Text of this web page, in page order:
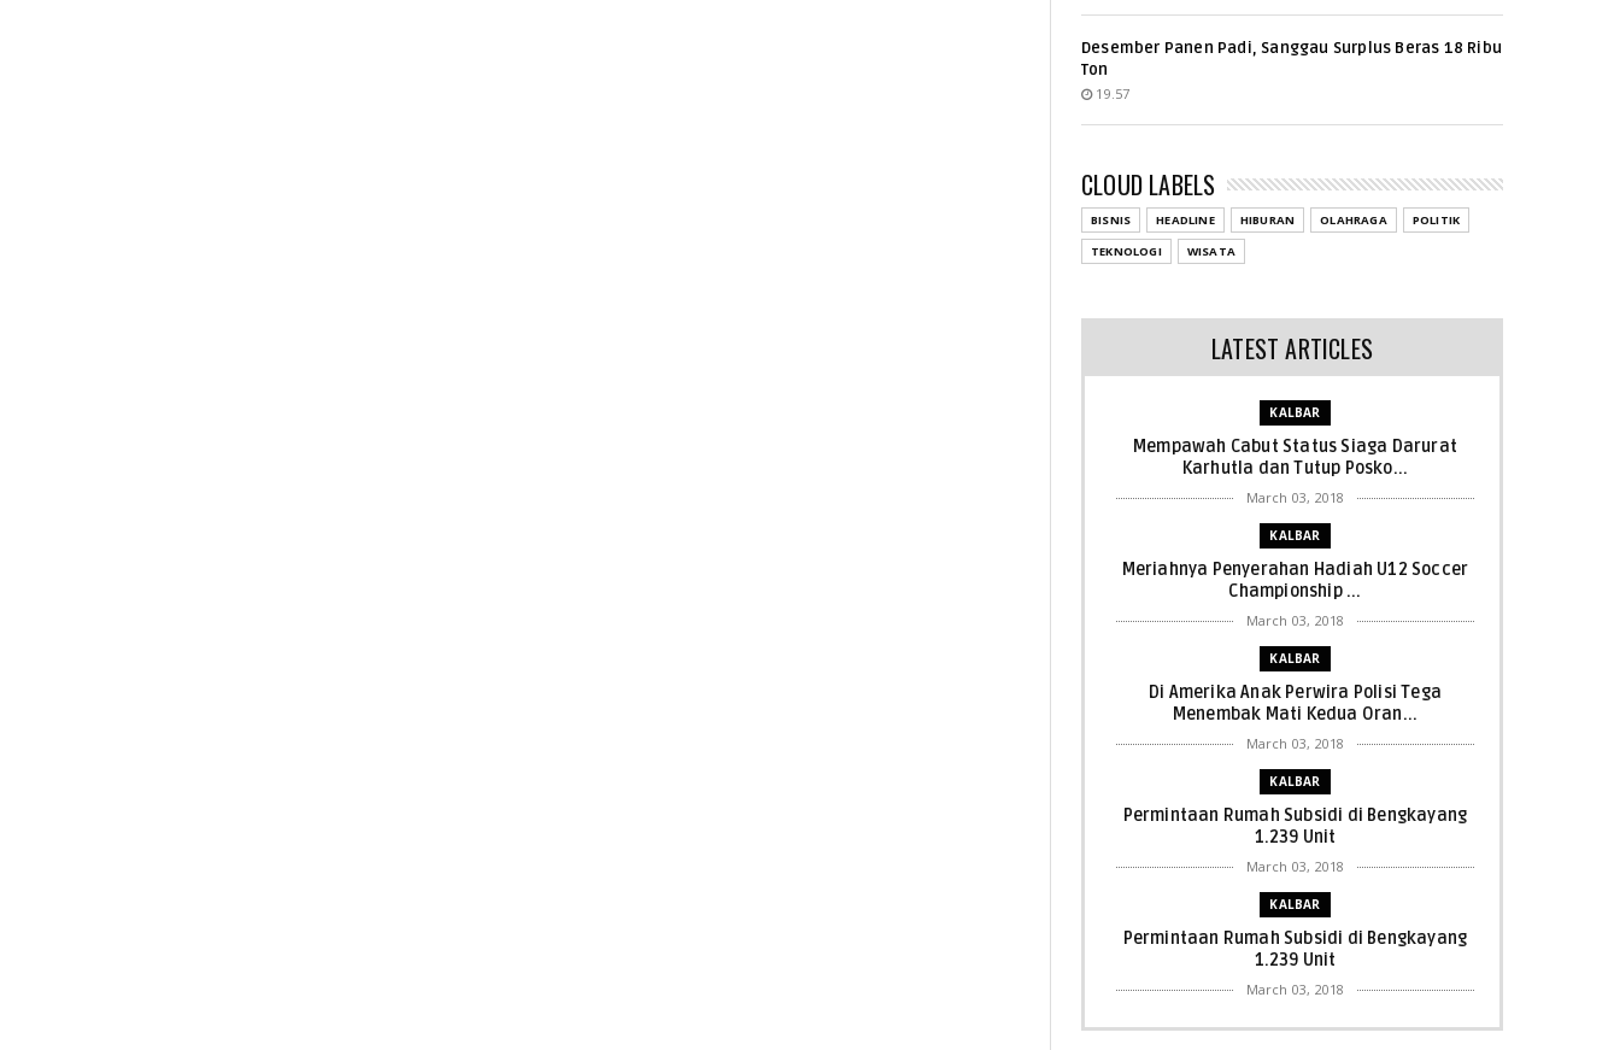
Desember Panen Padi, Sanggau Surplus Beras 18 Ribu
Ton
19.57
CLOUD LABELS
BISNIS HEADLINE HIBURAN OLAHRAGA
POLITIK
TEKNOLOGI
WISATA
LATEST ARTICLES
KALBAR
Mempawah Cabut Status Siaga Darurat
Karhutla dan Tutup Posko...
March 03, 2018
KALBAR
Meriahnya Penyerahan Hadiah U12 Soccer
Championship ...
March 03, 2018
KALBAR
Di Amerika Anak Perwira Polisi Tega
Menembak Mati Kedua Oran...
March 03, 2018
KALBAR
Permintaan Rumah Subsidi di Bengkayang
1.239 Unit
March 03, 2018
KALBAR
Permintaan Rumah Subsidi di Bengkayang
1.239 Unit
March 03, 2018
KALBAR